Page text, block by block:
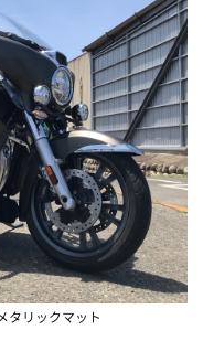
タリックマット